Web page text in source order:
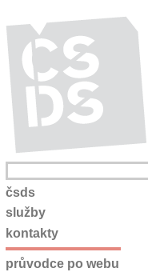
čsds
služby
kontakty
průvodce po webu